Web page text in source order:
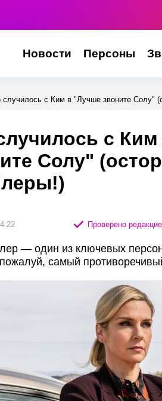
Новости Персоны
случилось с Ким в "Лучше звоните Солу"
с
Солу"
Проверено
— один из ключевых
самый